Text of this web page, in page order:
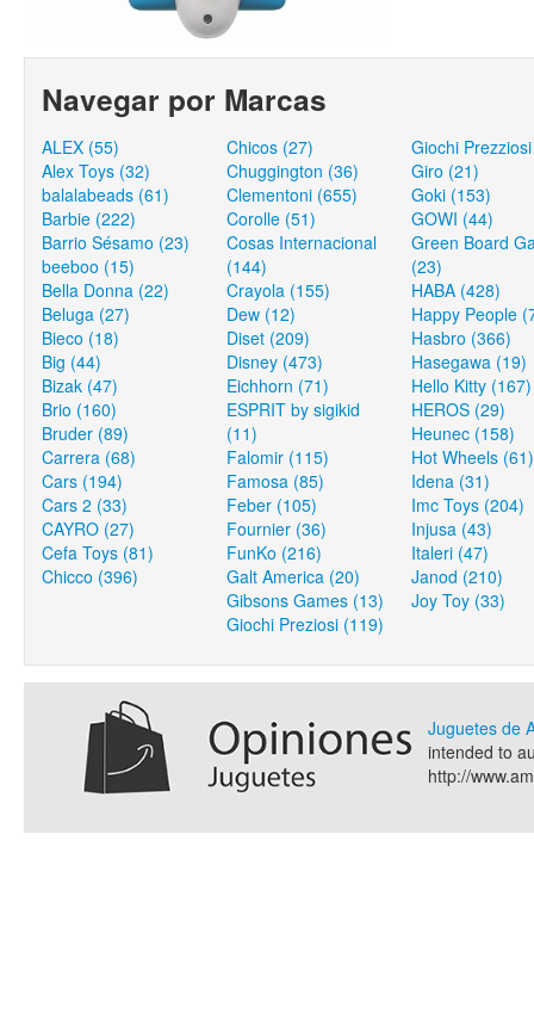
Navegar por Marcas
ALEX (55)
Alex Toys (32)
balalabeads (61)
Barbie (222)
Barrio Sésamo (23)
beeboo (15)
Bella Donna (22)
Beluga (27)
Bieco (18)
Big (44)
Bizak (47)
Brio (160)
Bruder (89)
Carrera (68)
Cars (194)
Cars 2 (33)
CAYRO (27)
Cefa Toys (81)
Chicco (396)
Chicos (27)
Chuggington (36)
Clementoni (655)
Corolle (51)
Cosas Internacional
(144)
Crayola (155)
Dew (12)
Diset (209)
Disney (473)
Eichhorn (71)
ESPRIT by sigikid
(11)
Falomir (115)
Famosa (85)
Feber (105)
Fournier (36)
FunKo (216)
Galt America (20)
Gibsons Games (13)
Giochi Preziosi (119)
Giochi
Giro (21)
Goki (153)
GOWI (44)
Green Board
(23)
HABA (428)
Happy People
Hasbro (366)
Hasegawa (19)
Hello Kitty (167)
HEROS (29)
Heunec (158)
Hot Wheels (61)
Idena (31)
Imc Toys (204)
Injusa (43)
Italeri (47)
Janod (210)
Joy Toy (33)
Juguetes de
intended to
http://